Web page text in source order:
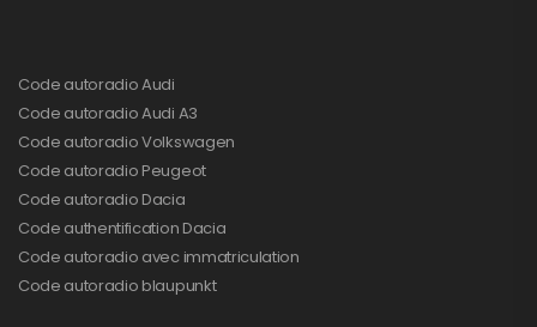
Code autoradio Audi
Code autoradio Audi A3
Code autoradio Volkswagen
Code autoradio Peugeot
Code autoradio Dacia
Code authentification Dacia
Code autoradio avec immatriculation
Code autoradio blaupunkt